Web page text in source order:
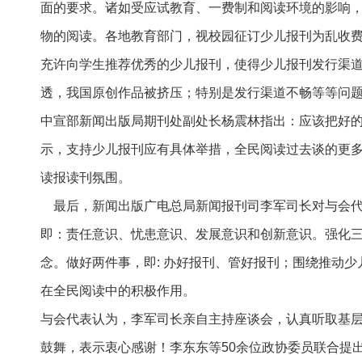
面的要求。诸如受应试教育、一费制和阅读环境的影响
物的阅读。各地教育部门，视校园征订少儿报刊为乱收
充许向学生推荐优秀的少儿报刊，使得少儿报刊发行渠
透，我国原创作品被挤压；特别是发行渠道不畅等等问
中宣部新闻出版局期刊处副处长杨震林指出：应该把好
示，支持少儿报刊应有具体举措，全民阅读过去谈的更
读报读刊氛围。
最后，新闻出版广电总局新闻报刊司李军司长对与会
即：责任意识、忧患意识、发展意识和创新意识。强化
念。做好两件事，即: 办好报刊、管好报刊；围绕推动
在全民阅读中的积极作用。
与会代表认为，李军司长亲自主持座谈会，认真听取基
鼓舞，表示衷心感谢！李东东等50余位政协委员联合提